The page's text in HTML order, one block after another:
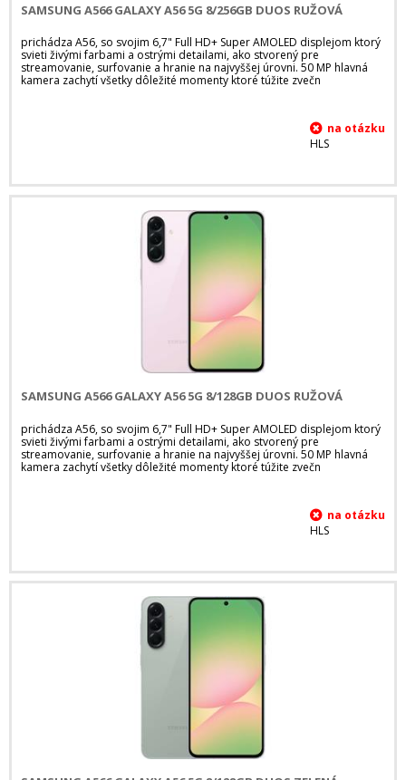
SAMSUNG A566 GALAXY A56 5G 8/256GB DUOS RUŽOVÁ
prichádza A56, so svojim 6,7" Full HD+ Super AMOLED displejom ktorý
svieti živými farbami a ostrými detailami, ako stvorený pre
streamovanie, surfovanie a hranie na najvyššej úrovni. 50 MP hlavná
kamera zachytí všetky dôležité momenty ktoré túžite zvečn
HLS
SAMSUNG A566 GALAXY A56 5G 8/128GB DUOS RUŽOVÁ
prichádza A56, so svojim 6,7" Full HD+ Super AMOLED displejom ktorý
svieti živými farbami a ostrými detailami, ako stvorený pre
streamovanie, surfovanie a hranie na najvyššej úrovni. 50 MP hlavná
kamera zachytí všetky dôležité momenty ktoré túžite zvečn
HLS